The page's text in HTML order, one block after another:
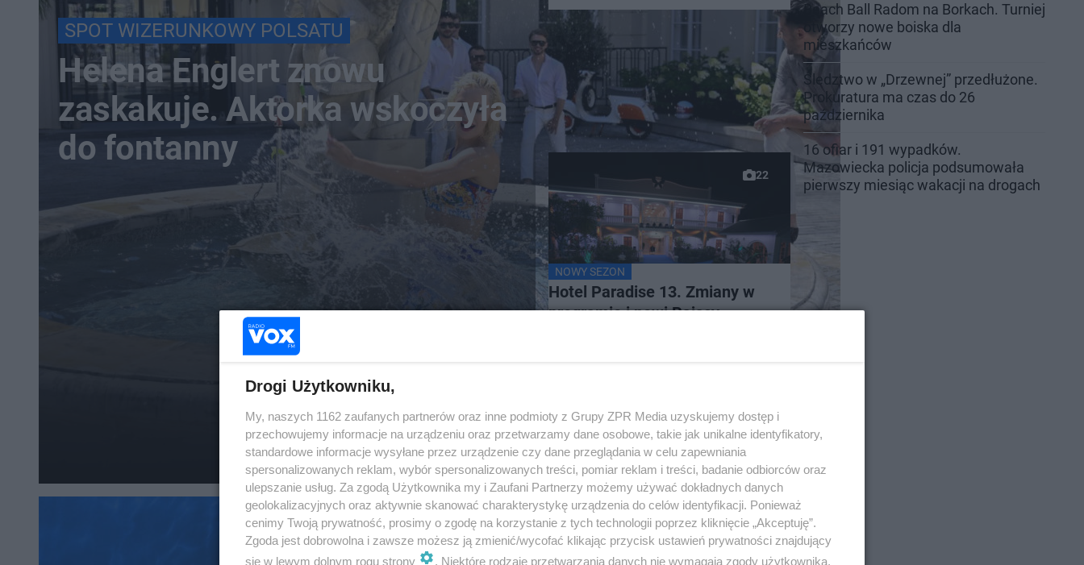
SPOT WIZERUNKOWY POLSATU
Helena Englert znowu
zaskakuje. Aktorka wskoczyła
do fontanny
22
NOWY SEZON
Hotel Paradise 13. Zmiany w
programie i nowi Rajscy
Beach Ball Radom na Borkach. Turniej
otworzy nowe boiska dla
mieszkańców
Śledztwo w „Drzewnej” przedłużone.
Prokuratura ma czas do 26
października
16 ofiar i 191 wypadków.
Mazowiecka policja podsumowała
pierwszy miesiąc wakacji na drogach
Drogi Użytkowniku,
My, naszych 1162 zaufanych partnerów oraz inne podmioty z Grupy ZPR Media uzyskujemy dostęp i
przechowujemy informacje na urządzeniu oraz przetwarzamy dane osobowe, takie jak unikalne identyfikatory,
standardowe informacje wysyłane przez urządzenie czy dane przeglądania w celu zapewniania
spersonalizowanych reklam, wybór spersonalizowanych treści, pomiar reklam i treści, badanie odbiorców oraz
ulepszanie usług. Za zgodą Użytkownika my i Zaufani Partnerzy możemy używać dokładnych danych
geolokalizacyjnych oraz aktywnie skanować charakterystykę urządzenia do celów identyfikacji. Ponieważ
cenimy Twoją prywatność, prosimy o zgodę na korzystanie z tych technologii poprzez kliknięcie „Akceptuję”.
Zgoda jest dobrowolna i zawsze możesz ją zmienić/wycofać klikając przycisk ustawień prywatności znajdujący
się w lewym dolnym rogu strony
. Niektóre rodzaje przetwarzania danych nie wymagają zgody użytkownika,